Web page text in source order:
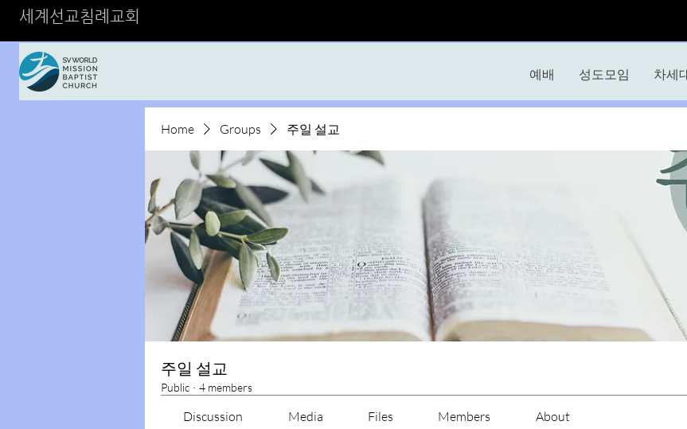
세계선교침례교회
예배 성도모임 차세
Home Groups 주일 설교
주일 설교
Public · 4 members
Discussion Media Files Members About